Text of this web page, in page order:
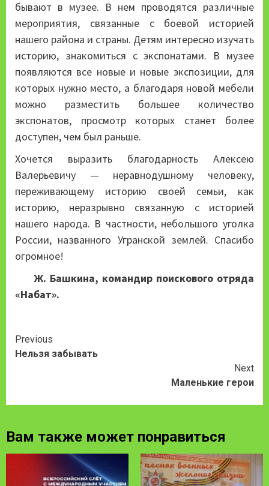
бывают в музее. В нем проводятся различные
мероприятия, связанные с боевой историей
нашего района и страны. Детям интересно изучать
историю, знакомиться с экспонатами. В музее
появляются все новые и новые экспозиции, для
которых нужно место, а благодаря новой мебели
можно разместить большее количество
экспонатов, просмотр которых станет более
доступен, чем был раньше.
Хочется выразить благодарность Алексею
Валерьевичу — неравнодушному человеку,
переживающему историю своей семьи, как
историю, неразрывно связанную с историей
нашего народа. В частности, небольшого уголка
России, названного Угранской землей. Спасибо
огромное!
Ж. Башкина, командир поискового отряда
«Набат».
Continue
Reading
Previous
Нельзя забывать
Next
Маленькие герои
Вам также может понравиться